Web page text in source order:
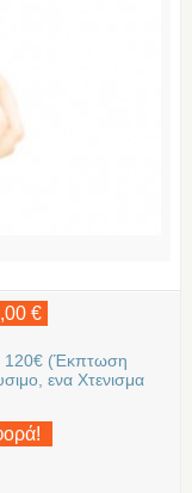
€
120€ (Έκπτωση
ενα Χτενισμα